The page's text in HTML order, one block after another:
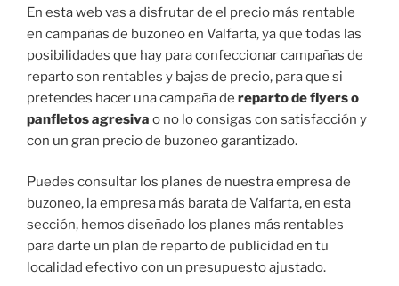
En esta web vas a disfrutar de el precio más rentable
en campañas de buzoneo en Valfarta, ya que todas las
posibilidades que hay para confeccionar campañas de
reparto son rentables y bajas de precio, para que si
pretendes hacer una campaña de reparto de flyers o
panfletos agresiva o no lo consigas con satisfacción y
con un gran precio de buzoneo garantizado.
Puedes consultar los planes de nuestra empresa de
buzoneo, la empresa más barata de Valfarta, en esta
sección, hemos diseñado los planes más rentables
para darte un plan de reparto de publicidad en tu
localidad efectivo con un presupuesto ajustado.